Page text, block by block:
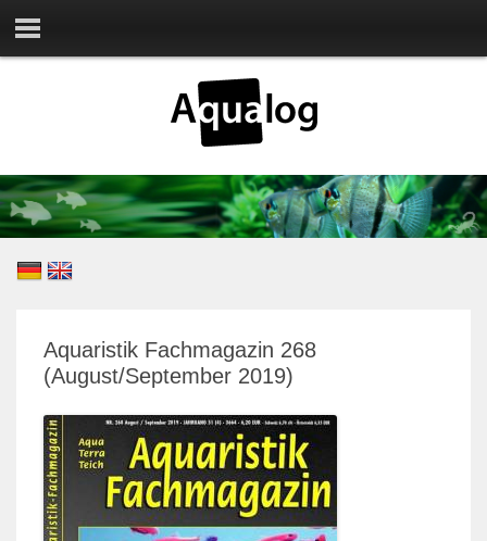
Aquaristik Fachmagazin 268
(August/September 2019)